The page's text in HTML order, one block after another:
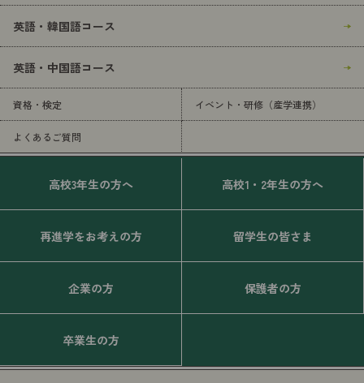
英語・韓国語コース
英語・中国語コース
資格・検定 イベント・研修（産学連携）
よくあるご質問
高校3年生の方へ 高校1・2年生の方へ
再進学をお考えの方 留学生の皆さま
企業の方 保護者の方
卒業生の方